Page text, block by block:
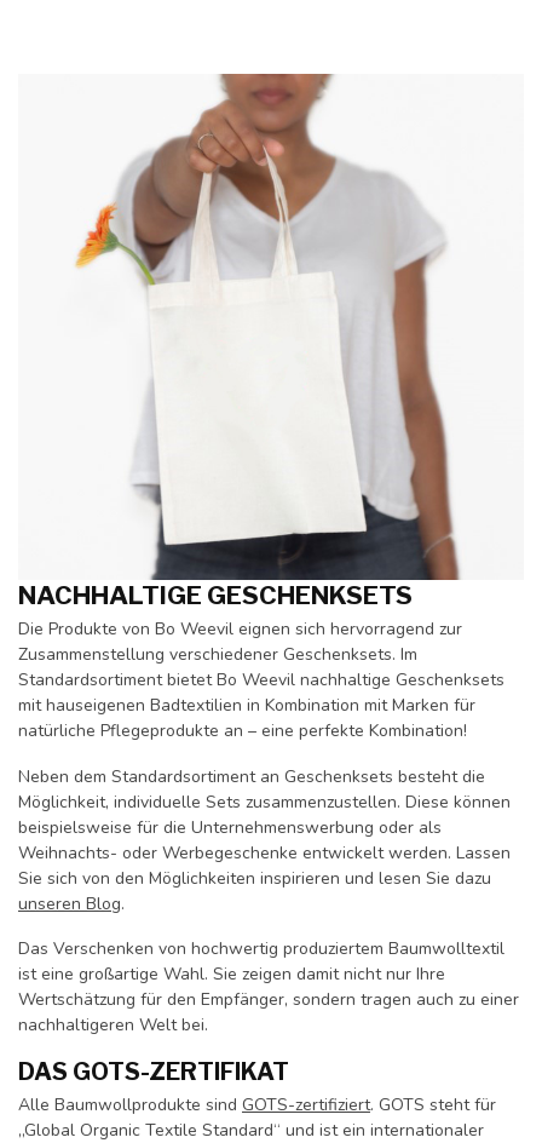
NACHHALTIGE GESCHENKSETS
Die Produkte von Bo Weevil eignen sich hervorragend zur
Zusammenstellung verschiedener Geschenksets. Im
Standardsortiment bietet Bo Weevil nachhaltige Geschenksets
mit hauseigenen Badtextilien in Kombination mit Marken für
natürliche Pflegeprodukte an – eine perfekte Kombination!
Neben dem Standardsortiment an Geschenksets besteht die
Möglichkeit, individuelle Sets zusammenzustellen. Diese können
beispielsweise für die Unternehmenswerbung oder als
Weihnachts- oder Werbegeschenke entwickelt werden. Lassen
Sie sich von den Möglichkeiten inspirieren und lesen Sie dazu
unseren Blog.
Das Verschenken von hochwertig produziertem Baumwolltextil
ist eine großartige Wahl. Sie zeigen damit nicht nur Ihre
Wertschätzung für den Empfänger, sondern tragen auch zu einer
nachhaltigeren Welt bei.
DAS GOTS-ZERTIFIKAT
Alle Baumwollprodukte sind GOTS-zertifiziert. GOTS steht für
„Global Organic Textile Standard“ und ist ein internationaler